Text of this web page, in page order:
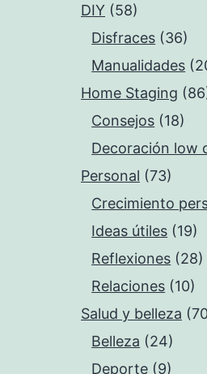
DIY (58)
Disfraces (36)
Manualidades
Home Staging
Consejos (18)
Decoración low
Personal (73)
Crecimiento
Ideas útiles (19)
Reflexiones (28)
Relaciones (10)
Salud y belleza
Belleza (24)
Deporte (9)